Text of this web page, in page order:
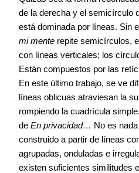
de la derecha y el semicírculo
está dominada por líneas. Sin
mi mente repite semicírculos,
con líneas verticales; los
Están compuestos por las
En este último trabajo, se ve
líneas oblicuas atraviesan la
rompiendo la cuadrícula
de En privacidad… No es
construido a partir de líneas
agrupadas, onduladas e
existen suficientes similitudes